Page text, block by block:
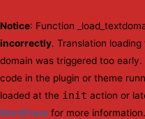
Notice: Function
incorrectly. Translation
domain was triggered too
code in the plugin or theme
loaded at the init action or
WordPress for more